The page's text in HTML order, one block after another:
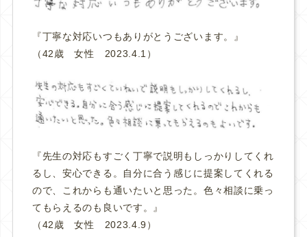
『丁寧な対応いつもありがとうございます。 』
（42歳 女性 2023.4.1）
『先生の対応もすごく丁寧で説明もしっかりしてくれ
るし、安心できる。自分に合う感じに提案してくれる
ので、これからも通いたいと思った。色々相談に乗っ
てもらえるのも良いです。
』
（42歳 女性 2023.4.9）